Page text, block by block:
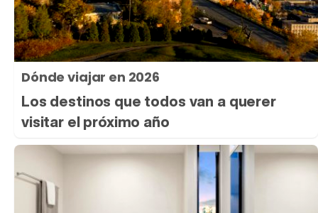
Dónde viajar en 2026
Los destinos que todos van a querer
visitar el próximo año